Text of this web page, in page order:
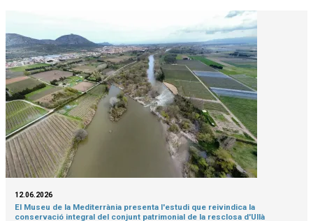
12.06.2026
El Museu de la Mediterrània presenta l'estudi que reivindica la
conservació integral del conjunt patrimonial de la resclosa d'Ullà